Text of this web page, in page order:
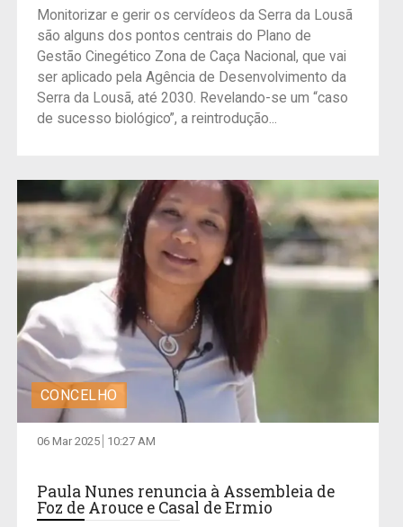
Monitorizar e gerir os cervídeos da Serra da Lousã
são alguns dos pontos centrais do Plano de
Gestão Cinegético Zona de Caça Nacional, que vai
ser aplicado pela Agência de Desenvolvimento da
Serra da Lousã, até 2030. Revelando-se um “caso
de sucesso biológico”, a reintrodução...
CONCELHO
06 Mar 2025 10:27 AM
Paula Nunes renuncia à Assembleia de
Foz de Arouce e Casal de Ermio